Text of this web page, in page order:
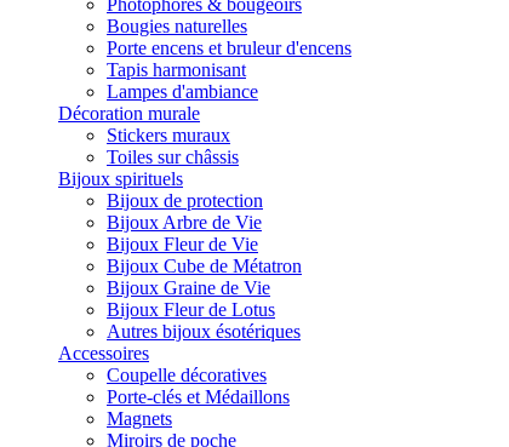
Photophores & bougeoirs
Bougies naturelles
Porte encens et bruleur d'encens
Tapis harmonisant
Lampes d'ambiance
Décoration murale
Stickers muraux
Toiles sur châssis
Bijoux spirituels
Bijoux de protection
Bijoux Arbre de Vie
Bijoux Fleur de Vie
Bijoux Cube de Métatron
Bijoux Graine de Vie
Bijoux Fleur de Lotus
Autres bijoux ésotériques
Accessoires
Coupelle décoratives
Porte-clés et Médaillons
Magnets
Miroirs de poche